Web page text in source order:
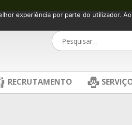
RECRUTAMENTO
experiência por parte do utilizador.